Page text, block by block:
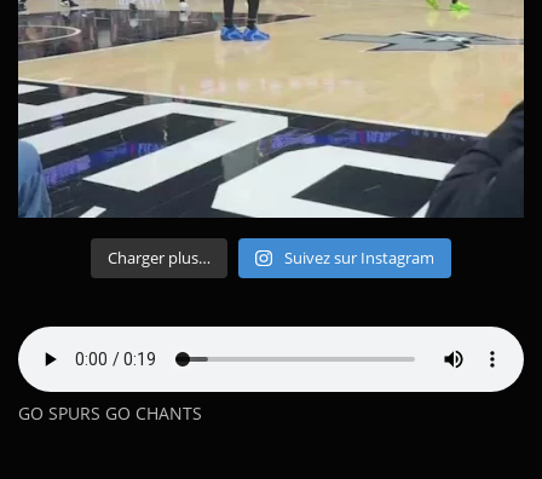
Charger plus… Suivez sur Instagram
GO SPURS GO CHANTS